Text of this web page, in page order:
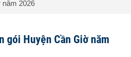
năm 2026
gói Huyện Cần Giờ năm